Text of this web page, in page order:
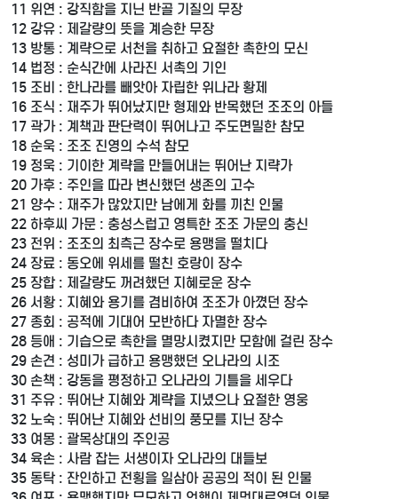
11 위연 : 강직함을 지닌 반골 기질의 무장
12 강유 : 제갈량의 뜻을 계승한 무장
13 방통 : 계략으로 서천을 취하고 요절한 촉한의 모신
14 법정 : 순식간에 사라진 서촉의 기인
15 조비 : 한나라를 빼앗아 자립한 위나라 황제
16 조식 : 재주가 뛰어났지만 형제와 반목했던 조조의 아들
17 곽가 : 계책과 판단력이 뛰어나고 주도면밀한 참모
18 순욱 : 조조 진영의 수석 참모
19 정욱 : 기이한 계략을 만들어내는 뛰어난 지략가
20 가후 : 주인을 따라 변신했던 생존의 고수
21 양수 : 재주가 많았지만 남에게 화를 끼친 인물
22 하후씨 가문 : 충성스럽고 영특한 조조 가문의 충신
23 전위 : 조조의 최측근 장수로 용맹을 떨치다
24 장료 : 동오에 위세를 떨친 호랑이 장수
25 장합 : 제갈량도 꺼려했던 지혜로운 장수
26 서황 : 지혜와 용기를 겸비하여 조조가 아꼈던 장수
27 종회 : 공적에 기대어 모반하다 자멸한 장수
28 등애 : 기습으로 촉한을 멸망시켰지만 모함에 걸린 장수
29 손견 : 성미가 급하고 용맹했던 오나라의 시조
30 손책 : 강동을 평정하고 오나라의 기틀을 세우다
31 주유 : 뛰어난 지혜와 계략을 지녔으나 요절한 영웅
32 노숙 : 뛰어난 지혜와 선비의 풍모를 지닌 장수
33 여몽 : 괄목상대의 주인공
34 육손 : 사람 잡는 서생이자 오나라의 대들보
35 동탁 : 잔인하고 전횡을 일삼아 공공의 적이 된 인물